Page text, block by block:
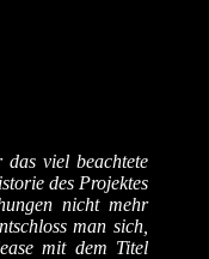
viel beachtete
des Projektes
nicht mehr
man sich,
mit dem Titel